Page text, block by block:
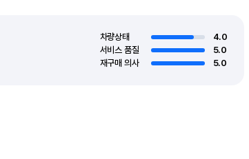
차량상태
4.0
서비스 품질
5.0
재구매 의사
5.0